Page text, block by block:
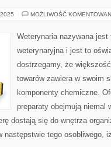
MOŻLIWOŚĆ
Weterynaria nazywana
weterynaryjna i jest to
dostrzegamy, że
towarów zawiera w swoim
komponenty chemiczne.
preparaty obejmują niemal
dostają się do wnętrza
następstwie tego osobliwego,